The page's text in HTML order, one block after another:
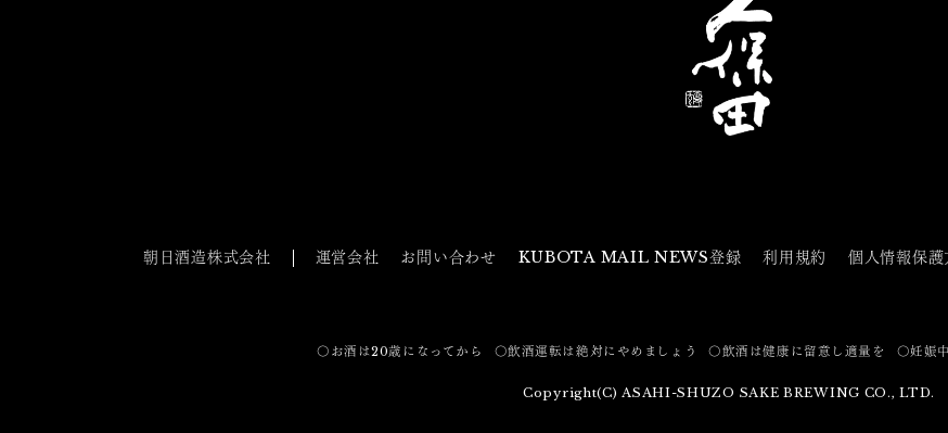
朝日酒造株式会社 運営会社 お問い合わせ KUBOTA MAIL NEWS登録 利用規約 個人情報保護
〇お酒は20歳になってから 〇飲酒運転は絶対にやめましょう 〇飲酒は健康に留意し適量を 〇妊娠
Copyright(C) ASAHI-SHUZO SAKE BREWING CO., LTD.